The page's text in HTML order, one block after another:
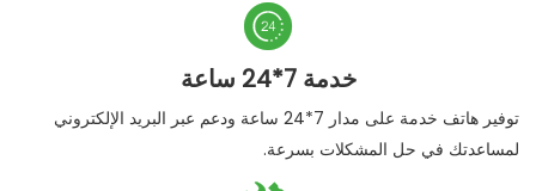

خدمة 7*24 ساعة
توفير هاتف خدمة على مدار 7*24 ساعة ودعم عبر البريد الإلكتروني
لمساعدتك في حل المشكلات بسرعة.